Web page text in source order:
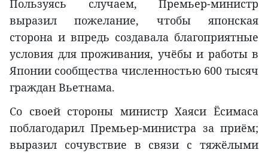
Пользуясь случаем, Премьер-министр
выразил пожелание, чтобы японская
сторона и впредь создавала благоприятные
условия для проживания, учёбы и работы в
Японии сообщества численностью 600 тысяч
граждан Вьетнама.
Со своей стороны министр Хаяси Ёсимаса
поблагодарил Премьер-министра за приём;
выразил сочувствие в связи с тяжёлыми